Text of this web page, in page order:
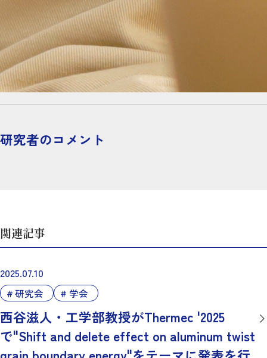
研究者のコメント
関連記事
2025.07.10
研究会 学会
西谷滋人・工学部教授がThermec '2025
で"Shift and delete effect on aluminum twist